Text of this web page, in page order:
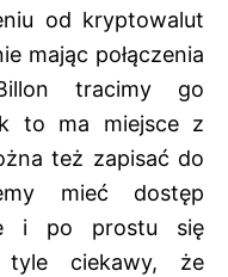
od kryptowalut
mając połączenia
tracimy go
to ma miejsce z
też zapisać do
mieć dostęp
i po prostu się
ciekawy, że